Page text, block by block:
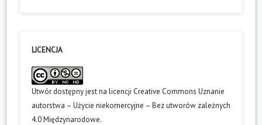
LICENCJA
Utwór dostępny jest na licencji Creative Commons Uznanie
autorstwa – Użycie niekomercyjne – Bez utworów zależnych
4.0 Międzynarodowe.